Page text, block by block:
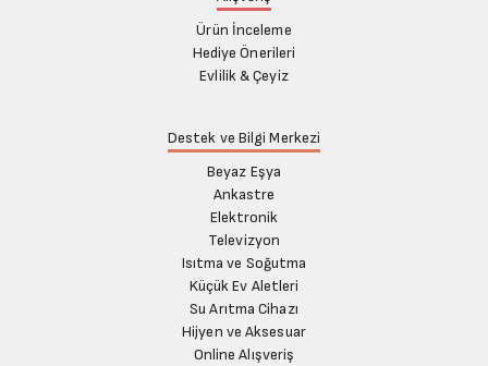
Ürün İnceleme
Hediye Önerileri
Evlilik & Çeyiz
Destek ve Bilgi Merkezi
Beyaz Eşya
Ankastre
Elektronik
Televizyon
Isıtma ve Soğutma
Küçük Ev Aletleri
Su Arıtma Cihazı
Hijyen ve Aksesuar
Online Alışveriş